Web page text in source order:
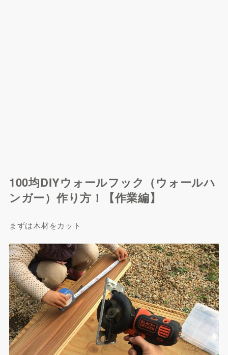
100均DIYウォールフック（ウォールハ
ンガー）作り方！【作業編】
まずは木材をカット